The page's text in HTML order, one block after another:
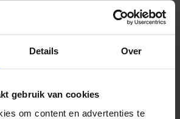
Details Over
gebruik van cookies
om content en advertenties te